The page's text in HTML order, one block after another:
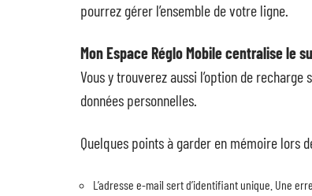
pourrez gérer l’ensemble de votre ligne.
Mon Espace Réglo Mobile centralise
Vous y trouverez aussi l’option de
données personnelles.
Quelques points à garder en mémoire lors
L’adresse e-mail sert d’identifiant unique. Une